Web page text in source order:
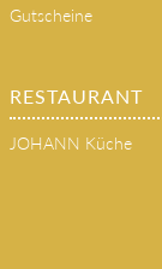
Gutscheine
RESTAURANT
JOHANN Küche